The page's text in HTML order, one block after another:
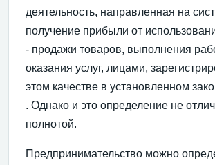
деятельность, направленная на
получение прибыли от
- продажи товаров, выполнения
оказания услуг, лицами,
этом качестве в установленном
. Однако и это определение не
полнотой.
Предпринимательство можно